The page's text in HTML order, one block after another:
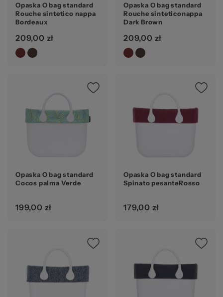
Opaska O bag standard
Rouche sintetico nappa
Bordeaux
209,00 zł
Opaska O bag standard
Rouche sinteticonappa
Dark Brown
209,00 zł
Opaska O bag standard
Cocos palma Verde
199,00 zł
Opaska O bag standard
Spinato pesanteRosso
179,00 zł